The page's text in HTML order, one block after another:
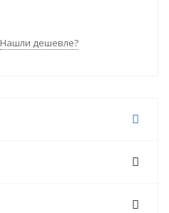
Нашли дешевле?